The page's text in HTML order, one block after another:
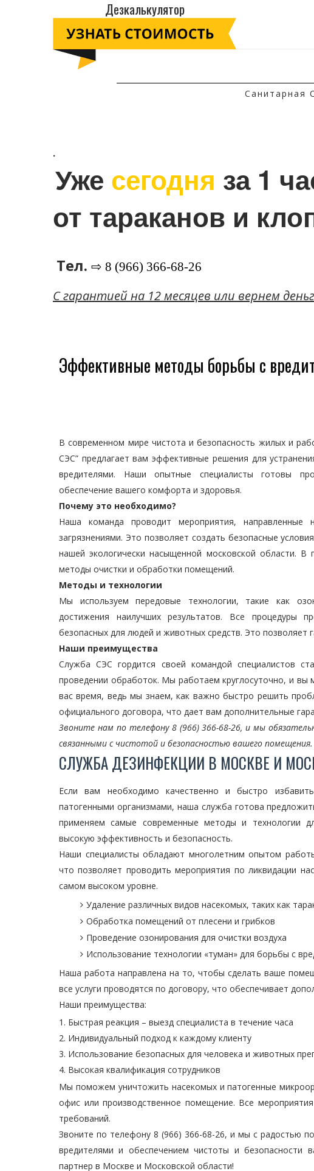
Дезкалькулятор
Санитарная
.
Уже сегодня за 1
от тараканов и
Тел. ⇨ 8 (966) 366-68-26
C гарантией на 12 месяцев или вернем
Эффективные методы борьбы с
В современном мире чистота и безопасность жилых и
СЭС” предлагает вам эффективные решения для
вредителями. Наши опытные специалисты готовы
обеспечение вашего комфорта и здоровья.
Почему это необходимо?
Наша команда проводит мероприятия,
загрязнениями. Это позволяет создать безопасные
нашей экологически насыщенной московской области.
методы очистки и обработки помещений.
Методы и технологии
Мы используем передовые технологии, такие как
достижения наилучших результатов. Все процедуры
безопасных для людей и животных средств. Это позволяет
Наши преимущества
Служба СЭС гордится своей командой специалистов
проведении обработок. Мы работаем круглосуточно, и
вас время, ведь мы знаем, как важно быстро решить
официального договора, что дает вам дополнительные
Звоните нам по телефону 8 (966) 366-68-26, и мы
связанными с чистотой и безопасностью вашего помещения.
СЛУЖБА ДЕЗИНФЕКЦИИ В МОСКВЕ И
Если вам необходимо качественно и быстро
патогенными организмами, наша служба готова
применяем самые современные методы и технологии
высокую эффективность и безопасность.
Наши специалисты обладают многолетним опытом
что позволяет проводить мероприятия по ликвидации
самом высоком уровне.
Удаление различных видов насекомых, таких как
Обработка помещений от плесени и грибков
Проведение озонирования для очистки воздуха
Использование технологии «туман» для борьбы с
Наша работа направлена на то, чтобы сделать ваше
все услуги проводятся по договору, что обеспечивает
Наши преимущества:
Быстрая реакция – выезд специалиста в течение часа
Индивидуальный подход к каждому клиенту
Использование безопасных для человека и животных
Высокая квалификация сотрудников
Мы поможем уничтожить насекомых и патогенные
офис или производственное помещение. Все
требований.
Звоните по телефону 8 (966) 366-68-26, и мы с радостью
вредителями и обеспечением чистоты и
партнер в Москве и Московской области!